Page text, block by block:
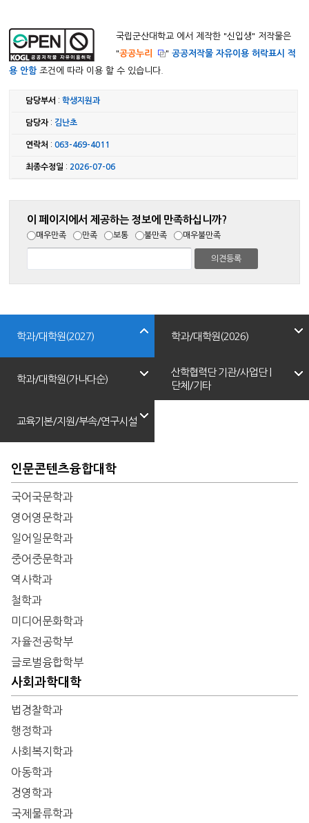
국립군산대학교 에서 제작한 "신입생" 저작물은
"공공누리 "공공저작물 자유이용 허락표시 적
용 안함조건에 따라 이용 할 수 있습니다.
담당부서 :학생지원과
담당자: 김난초
연락처 :063-469-4011
최종수정일 : 2026-07-06
이 페이지에서 제공하는 정보에 만족하십니까?
매우만족 만족 보통 불만족 매우불만족
학과/대학원(2027)
인문콘텐츠융합대학
국어국문학과
영어영문학과
일어일문학과
중어중문학과
역사학과
철학과
미디어문화학과
자율전공학부
글로벌융합학부
사회과학대학
법경찰학과
행정학과
사회복지학과
아동학과
경영학과
국제물류학과
학과/대학원(2026)
학과/대학원(가나다순)
교육기본/지원/부속/연구시설
산학협력단 기관/사업단 |
단체/기타